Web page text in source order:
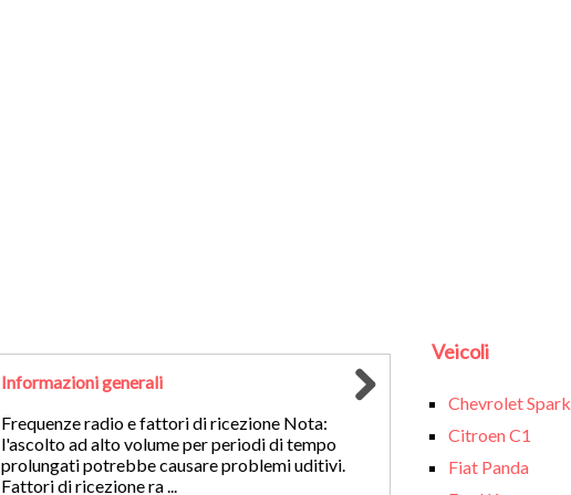
Informazioni generali
Frequenze radio e fattori di ricezione Nota:
l'ascolto ad alto volume per periodi di tempo
prolungati potrebbe causare problemi uditivi.
Fattori di ricezione ra ...
Veicoli
Chevrolet Spark
Citroen C1
Fiat Panda